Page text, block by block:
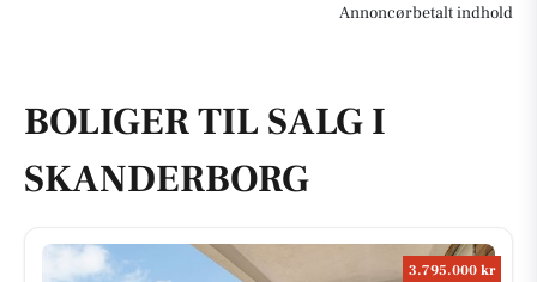
Annoncørbetalt indhold
BOLIGER TIL SALG I
SKANDERBORG
3.795.000 kr